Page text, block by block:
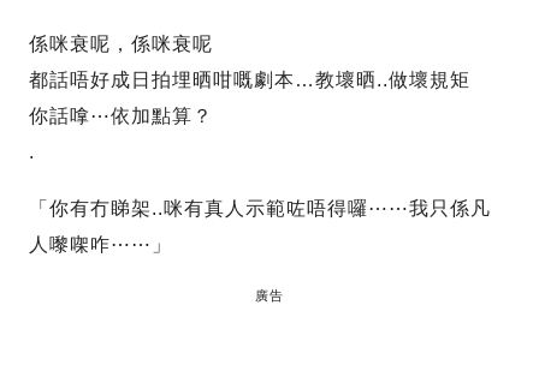
係咪衰呢，係咪衰呢
都話唔好成日拍埋晒咁嘅劇本…教壞晒..做壞規矩
你話嗱⋯依加點算？
.
「你有冇睇架..咪有真人示範咗唔得囉⋯⋯我只係凡
人嚟㗎咋⋯⋯」
廣告